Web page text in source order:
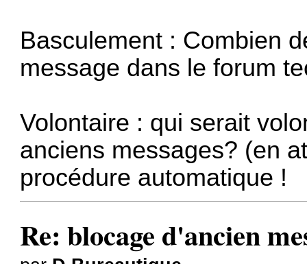
Basculement : Combien
message dans le forum
Volontaire : qui serait
anciens messages? (en
procédure automatique !
Re: blocage d'ancien